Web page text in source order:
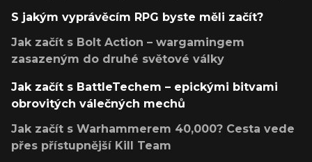
S jakým vyprávěcím RPG byste měli začít?
Jak začít s Bolt Action – wargamingem
zasazeným do druhé světové války
Jak začít s BattleTechem – epickými bitvami
obrovitých válečných mechů
Jak začít s Warhammerem 40,000? Cesta vede
přes přístupnější Kill Team